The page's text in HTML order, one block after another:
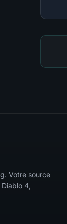
Votre source
4,